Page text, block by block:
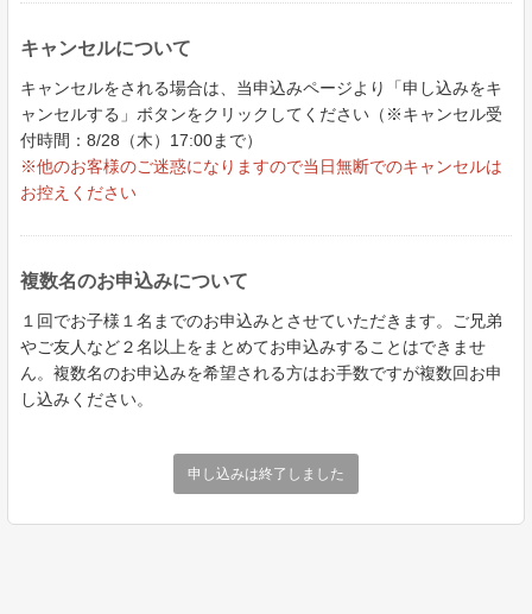
キャンセルについて
キャンセルをされる場合は、当申込みページより「申し込みをキ
ャンセルする」ボタンをクリックしてください（※キャンセル受
付時間：8/28（木）17:00まで）
※他のお客様のご迷惑になりますので当日無断でのキャンセルは
お控えください
複数名のお申込みについて
１回でお子様１名までのお申込みとさせていただきます。ご兄弟
やご友人など２名以上をまとめてお申込みすることはできませ
ん。複数名のお申込みを希望される方はお手数ですが複数回お申
し込みください。
申し込みは終了しました